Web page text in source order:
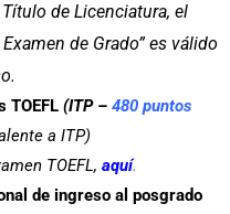
de Licenciatura, el
Examen de Grado”es válido
TOEFL(ITP –480 puntos
a ITP)
TOEFL, aquí.
de ingreso al posgrado